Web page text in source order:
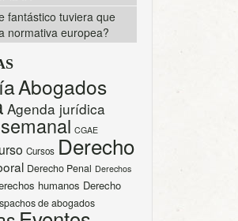
fantástico tuviera que
normativa europea?
Abogados
Agenda jurídica
CGAE
Cursos Derecho
Derecho Penal Derechos
humanos Derecho
de abogados